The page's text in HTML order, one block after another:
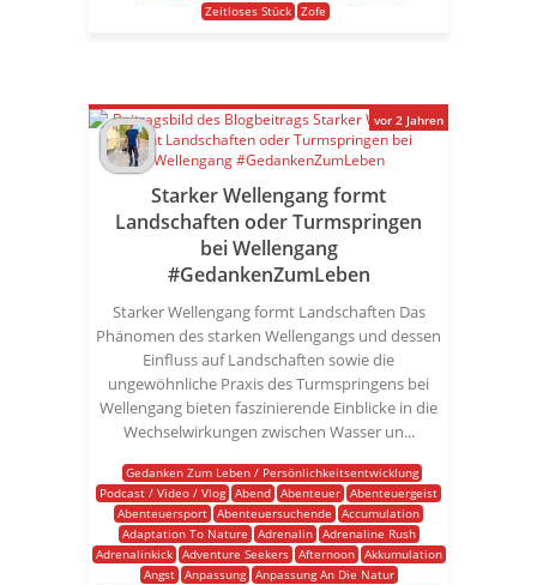
Zeitloses Stück Zofe
Starker Wellengang formt
Landschaften oder Turmspringen
bei Wellengang
#GedankenZumLeben
Starker Wellengang formt Landschaften Das
Phänomen des starken Wellengangs und dessen
Einfluss auf Landschaften sowie die
ungewöhnliche Praxis des Turmspringens bei
Wellengang bieten faszinierende Einblicke in die
Wechselwirkungen zwischen Wasser un...
Gedanken Zum Leben / Persönlichkeitsentwicklung
Podcast / Video / Vlog Abend Abenteuer Abenteuergeist
Abenteuersport Abenteuersuchende
Accumulation
Adaptation To Nature
Adrenalin
Adrenaline Rush
Adrenalinkick
Adventure Seekers Afternoon
Akkumulation
Angst
Anpassung
Anpassung An Die Natur
vor 2 Jahren